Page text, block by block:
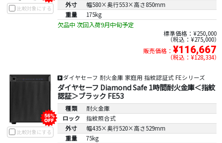
比較対象にする
外寸
幅580×奥行553×高さ850mm
重量
175kg
欠品中 次回入荷9月中旬予定
標準価格：¥250,000
税込：¥275,000
販売価格： ¥116,667
税込：¥128,334
比較対象にする
ダイヤセーフ 耐火金庫 家庭用 指紋認証式 FEシリーズ
ダイヤセーフ Diamond Safe 1時間耐火金庫＜指紋
認証＞ブラック FE53
種類
耐火金庫
ロック
指紋照合式
外寸
幅435×奥行520×高さ529mm
重量
75kg